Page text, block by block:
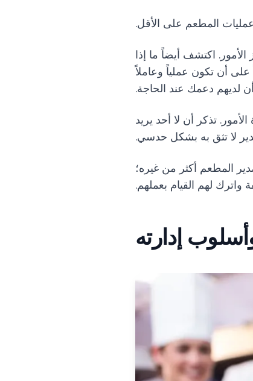
المطعم على الأقل.
اكتشف أيضاً ما إذا
أن تكون عملياً وعاملاً
لديهم دعمك عند الحاجة.
تذكر أن لا أحد يريد
لا تثق به بشكل حدسي.
المطعم أكثر من غيره؛
واترك لهم القيام بعملهم.
إدارته